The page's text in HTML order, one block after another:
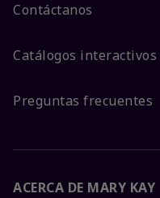
Contáctanos
Catálogos interactivos
Preguntas frecuentes
ACERCA DE MARY KAY